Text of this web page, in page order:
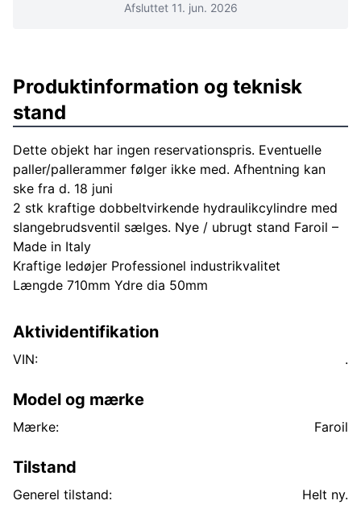
Afsluttet 11. jun. 2026
Produktinformation og teknisk
stand
Dette objekt har ingen reservationspris. Eventuelle
paller/pallerammer følger ikke med. Afhentning kan
ske fra d. 18 juni
2 stk kraftige dobbeltvirkende hydraulikcylindre med
slangebrudsventil sælges. Nye / ubrugt stand Faroil –
Made in Italy
Kraftige ledøjer Professionel industrikvalitet
Længde 710mm Ydre dia 50mm
Aktividentifikation
VIN: .
Model og mærke
Mærke: Faroil
Tilstand
Generel tilstand: Helt ny.